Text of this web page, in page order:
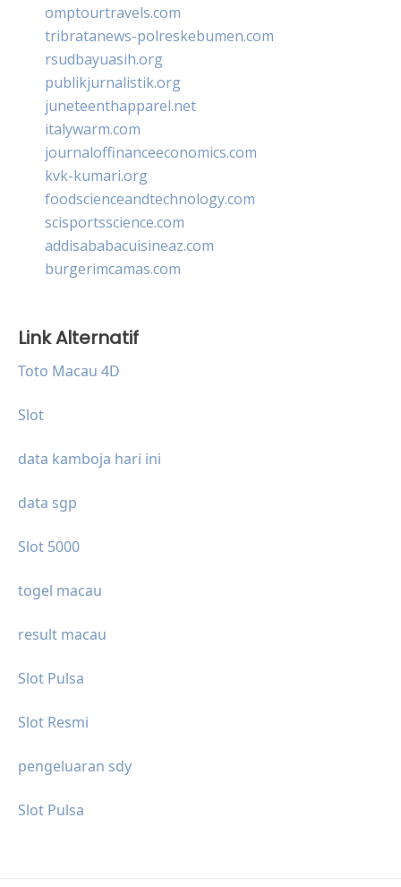
omptourtravels.com
tribratanews-polreskebumen.com
rsudbayuasih.org
publikjurnalistik.org
juneteenthapparel.net
italywarm.com
journaloffinanceeconomics.com
kvk-kumari.org
foodscienceandtechnology.com
scisportsscience.com
addisababacuisineaz.com
burgerimcamas.com
Link Alternatif
Toto Macau 4D
Slot
data kamboja hari ini
data sgp
Slot 5000
togel macau
result macau
Slot Pulsa
Slot Resmi
pengeluaran sdy
Slot Pulsa